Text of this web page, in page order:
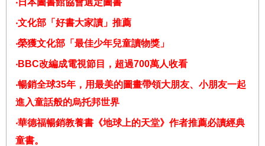
‧文化部「好書大家讀」推薦
‧榮獲文化部「最佳少年兒童讀物獎」
‧BBC改編成電視節目，超過700萬人收看
‧暢銷全球35年，用最美的圖畫帶領大朋友、小朋友一起
進入童話般的烏托邦世界
‧華德福暢銷教養書《地球上的天堂》作者推薦必讀經典
童書。